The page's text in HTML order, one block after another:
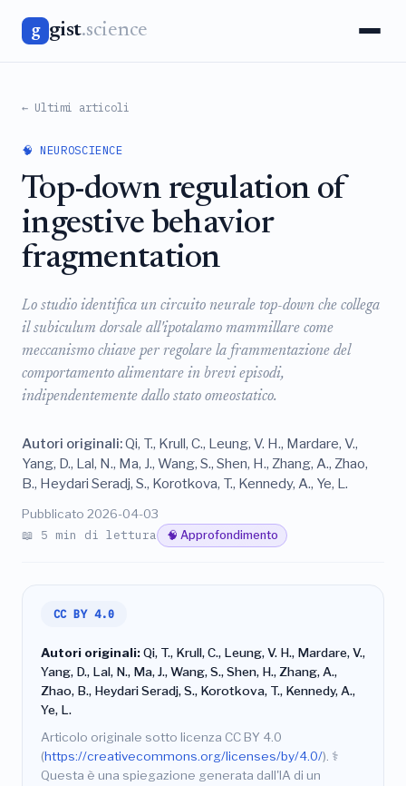
g gist.science
← Ultimi articoli
🧠 NEUROSCIENCE
Top-down regulation of
ingestive behavior
fragmentation
Lo studio identifica un circuito neurale top-down che collega
il subiculum dorsale all'ipotalamo mammillare come
meccanismo chiave per regolare la frammentazione del
comportamento alimentare in brevi episodi,
indipendentemente dallo stato omeostatico.
Autori originali:Qi, T., Krull, C., Leung, V. H., Mardare, V.,
Yang, D., Lal, N., Ma, J., Wang, S., Shen, H., Zhang, A., Zhao,
B., Heydari Seradj, S., Korotkova, T., Kennedy, A., Ye, L.
Pubblicato 2026-04-03
📖 5 min di lettura 🧠 Approfondimento
CC BY 4.0
Autori originali:Qi, T., Krull, C., Leung, V. H., Mardare, V.,
Yang, D., Lal, N., Ma, J., Wang, S., Shen, H., Zhang, A.,
Zhao, B., Heydari Seradj, S., Korotkova, T., Kennedy, A.,
Ye, L.
Articolo originale sotto licenza CC BY 4.0
(https://creativecommons.org/licenses/by/4.0/). ⚕️
Questa è una spiegazione generata dall'IA di un